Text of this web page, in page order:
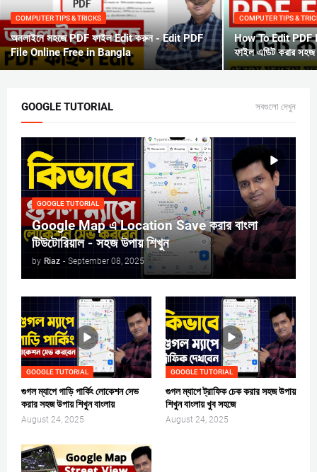
COMPUTER TIPS & TRICKS
অনলাইনে সহজে PDF ফাইল Edit করুন - Edit PDF
File Online Free in Bangla
COMPUTER TIPS &
How To Edit PDF
ফাইল এডিট করার সহজ
GOOGLE TUTORIAL সবগুলো দেখুন
GOOGLE TUTORIAL
Google Map এ Location Save করার বাংলা
টিউটোরিয়াল - সহজ উপায় শিখুন
by Riaz - September 08, 2025
GOOGLE TUTORIAL
গুগল ম্যাপে গাড়ি পার্কিং লোকেশন সেভ
করার সহজ উপায় শিখুন বাংলায়
August 24, 2025
GOOGLE TUTORIAL
গুগল ম্যাপে ট্রাফিক চেক করার সহজ উপায়
শিখুন বাংলায় খুব সহজে
August 24, 2025